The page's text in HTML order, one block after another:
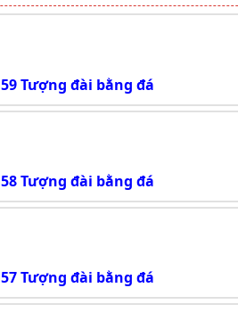
Tượng đài bằng đá
Tượng đài bằng đá
Tượng đài bằng đá